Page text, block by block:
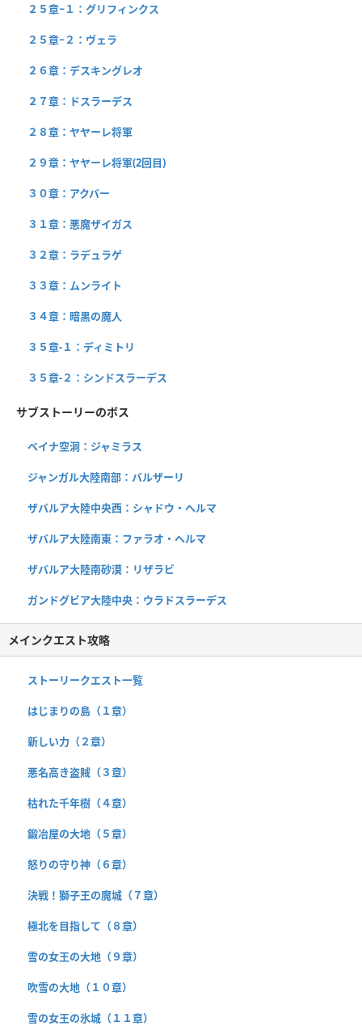
２５章−１：グリフィンクス
２５章−２：ヴェラ
２６章：デスキングレオ
２７章：ドスラーデス
２８章：ヤヤーレ将軍
２９章：ヤヤーレ将軍(2回目)
３０章：アクバー
３１章：悪魔ザイガス
３２章：ラデュラゲ
３３章：ムンライト
３４章：暗黒の魔人
３５章-１：ディミトリ
３５章-２：シンドスラーデス
サブストーリーのボス
ベイナ空洞：ジャミラス
ジャンガル大陸南部：バルザーリ
ザバルア大陸中央西：シャドウ・ヘルマ
ザバルア大陸南東：ファラオ・ヘルマ
ザバルア大陸南砂漠：リザラビ
ガンドグビア大陸中央：ウラドスラーデス
メインクエスト攻略
ストーリークエスト一覧
はじまりの島（１章）
新しい力（２章）
悪名高き盗賊（３章）
枯れた千年樹（４章）
鍛冶屋の大地（５章）
怒りの守り神（６章）
決戦！獅子王の魔城（７章）
極北を目指して（８章）
雪の女王の大地（９章）
吹雪の大地（１０章）
雪の女王の氷城（１１章）